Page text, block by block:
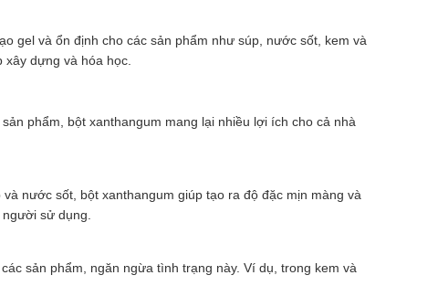
gel và ổn định cho các sản phẩm như súp, nước sốt, kem và
dựng và hóa học.
phẩm, bột xanthangum mang lại nhiều lợi ích cho cả nhà
nước sốt, bột xanthangum giúp tạo ra độ đặc mịn màng và
sử dụng.
sản phẩm, ngăn ngừa tình trạng này. Ví dụ, trong kem và